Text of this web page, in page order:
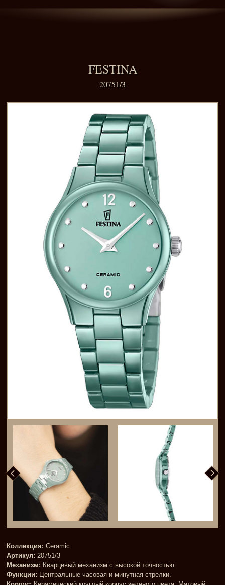
FESTINA
20751/3
Коллекция: Ceramic
Артикул: 20751/3
Механизм: Кварцевый механизм с высокой точностью.
Функции: Центральные часовая и минутная стрелки.